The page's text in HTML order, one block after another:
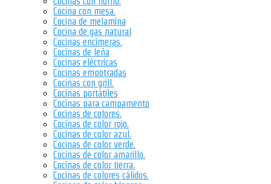
Cocina con mesa.
Cocina de melamina
Cocina de gas natural
Cocinas encimeras.
Cocinas de leña
Cocinas eléctricas
Cocinas empotradas
Cocinas con grill.
Cocinas portátiles
Cocinas para campamento
Cocinas de colores.
Cocinas de color rojo.
Cocinas de color azul.
Cocinas de color verde.
Cocinas de color amarillo.
Cocinas de color tierra.
Cocinas de colores cálidos.